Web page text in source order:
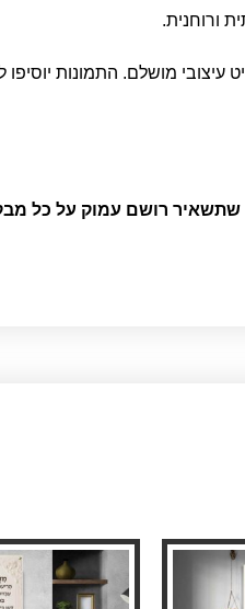
ורוחנית.
מושלם. התמונות